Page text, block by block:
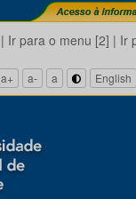
| Ir para o menu [2] | Ir
a+ a- a English